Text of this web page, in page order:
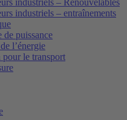
industriels – Renouvelables
industriels – entraînements
de puissance
l’énergie
pour le transport